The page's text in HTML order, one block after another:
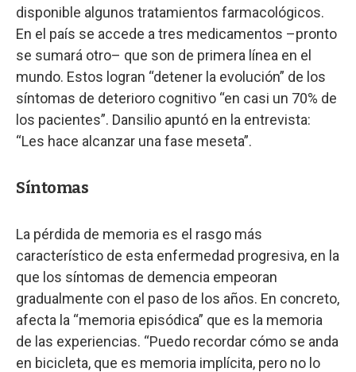
disponible algunos tratamientos farmacológicos.
En el país se accede a tres medicamentos –pronto
se sumará otro– que son de primera línea en el
mundo. Estos logran “detener la evolución” de los
síntomas de deterioro cognitivo “en casi un 70% de
los pacientes”. Dansilio apuntó en la entrevista:
“Les hace alcanzar una fase meseta”.
Síntomas
La pérdida de memoria es el rasgo más
característico de esta enfermedad progresiva, en la
que los síntomas de demencia empeoran
gradualmente con el paso de los años. En concreto,
afecta la “memoria episódica” que es la memoria
de las experiencias. “Puedo recordar cómo se anda
en bicicleta, que es memoria implícita, pero no lo